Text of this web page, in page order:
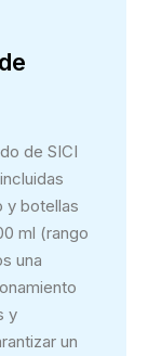
de SICI
y botellas
ml (rango
una
y
un